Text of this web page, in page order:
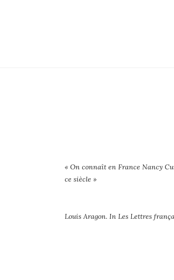
« On connaît en France Nancy
ce siècle »
Louis Aragon. In Les Lettres